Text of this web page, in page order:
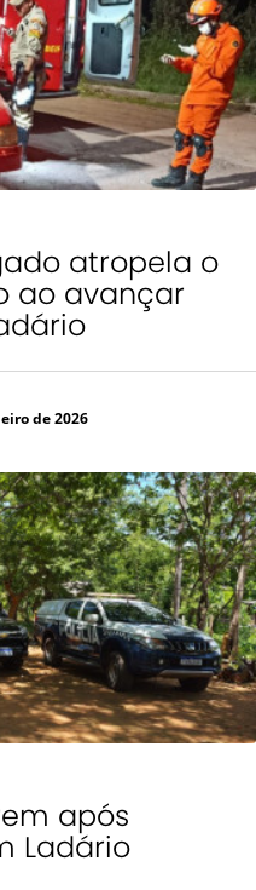
atropela o
ao avançar
de 2026
após
Ladário